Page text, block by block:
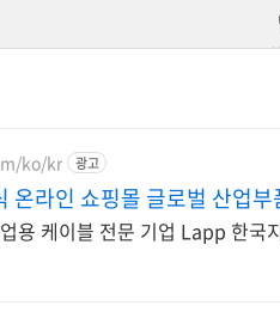
ko/kr 광고
온라인 쇼핑몰 글로벌 산업
용 케이블 전문 기업 Lapp 한국